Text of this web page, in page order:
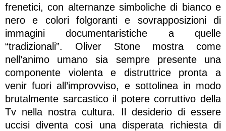
frenetici, con alternanze simboliche di bianco e
nero e colori folgoranti e sovrapposizioni di
immagini documentaristiche a quelle
“tradizionali”. Oliver Stone mostra come
nell’animo umano sia sempre presente una
componente violenta e distruttrice pronta a
venir fuori all’improvviso, e sottolinea in modo
brutalmente sarcastico il potere corruttivo della
Tv nella nostra cultura. Il desiderio di essere
uccisi diventa così una disperata richiesta di